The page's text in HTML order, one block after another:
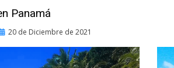
Panamá
20 de Diciembre de 2021